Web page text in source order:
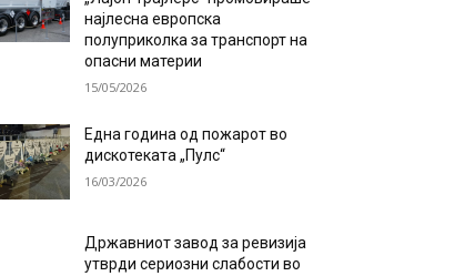
најлесна европска
полуприколка за транспорт на
опасни материи
15/05/2026
Една година од пожарот во
дискотеката „Пулс“
16/03/2026
Државниот завод за ревизија
утврди сериозни слабости во